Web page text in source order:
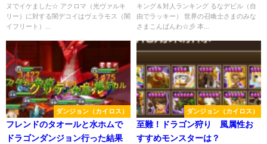
ヌでイケました☆ アクロマ（光ヴァルキ
リー）に対する闇デコイはヴェラモス（闇
イフリート）...
キング＆対人ランキング るなデビル（自
由でラッキー） 世界の召喚士さまのみな
さまこんばんわ☆彡 本...
ダンジョン（カイロス）
フレンドのタオールと水ホムで
ドラゴンダンジョン行った結果
ダンジョン（カイロス）
至難！ドラゴン狩り 風属性お
すすめモンスターは？